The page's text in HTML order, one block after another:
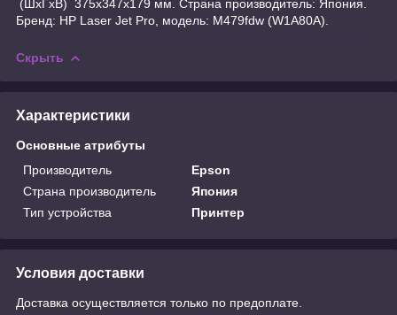
(ШхГхВ) 375x347x179 мм. Страна производитель: Япония.
Бренд: HP Laser Jet Pro, модель: M479fdw (W1A80A).
Скрыть
Характеристики
Основные атрибуты
Производитель
Epson
Страна производитель
Япония
Тип устройства
Принтер
Условия доставки
Доставка осуществляется только по предоплате.